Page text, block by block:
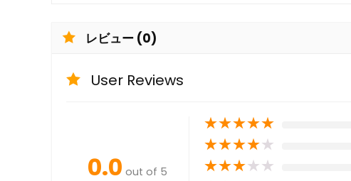
レビュー (0)
User Reviews
0.0 out of 5
★★★★★
★★★★★
★★★★★